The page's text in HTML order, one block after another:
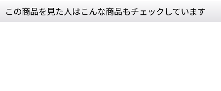
この商品を見た人はこんな商品もチェックしています